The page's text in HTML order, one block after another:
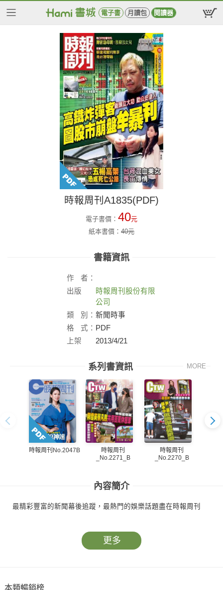
電子書 月讀包 閱讀器
時報周刊A1835(PDF)
電子書價： 40元
紙本書價： 40元
書籍資訊
作
者：
出版
時報周刊股份有限
公司
類
別： 新聞時事
格
式： PDF
上架
2013/4/21
系列書資訊 MORE
時報周刊No.2047B
時報周刊
_No.2271_B
時報周刊
_No.2270_B
內容簡介
最精彩豐富的新聞幕後追蹤，最熱門的娛樂話題盡在時報周刊
更多
本類暢銷榜